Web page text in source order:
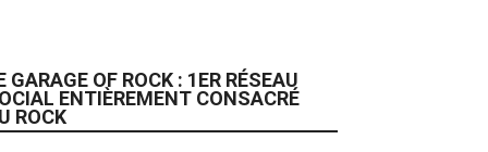
GARAGE OF ROCK : 1ER RÉSEAU
ENTIÈREMENT CONSACRÉ
ROCK